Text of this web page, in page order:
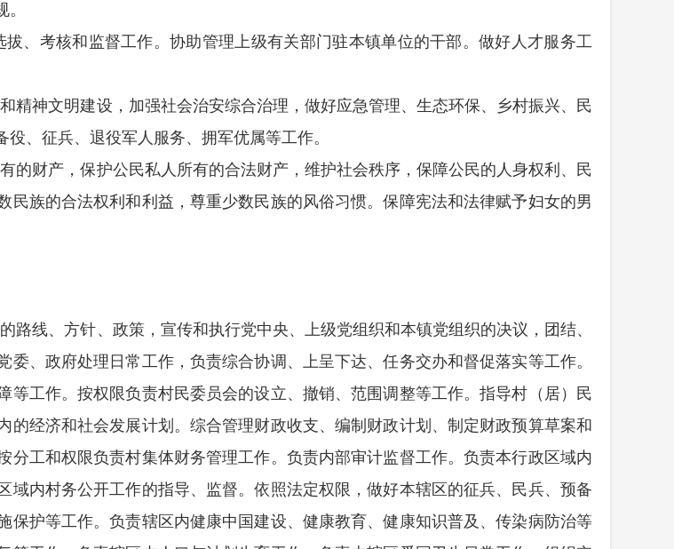
、考核和监督工作。协助管理上级有关部门驻本镇单位的干部。做好人才服务工
精神文明建设，加强社会治安综合治理，做好应急管理、生态环保、乡村振兴、民
、征兵、退役军人服务、拥军优属等工作。
的财产，保护公民私人所有的合法财产，维护社会秩序，保障公民的人身权利、民
族的合法权利和利益，尊重少数民族的风俗习惯。保障宪法和法律赋予妇女的男
路线、方针、政策，宣传和执行党中央、上级党组织和本镇党组织的决议，团结、
、政府处理日常工作，负责综合协调、上呈下达、任务交办和督促落实等工作。
工作。按权限负责村民委员会的设立、撤销、范围调整等工作。指导村（居）民
经济和社会发展计划。综合管理财政收支、编制财政计划、制定财政预算草案和
工和权限负责村集体财务管理工作。负责内部审计监督工作。负责本行政区域内
内村务公开工作的指导、监督。依照法定权限，做好本辖区的征兵、民兵、预备
护等工作。负责辖区内健康中国建设、健康教育、健康知识普及、传染病防治等